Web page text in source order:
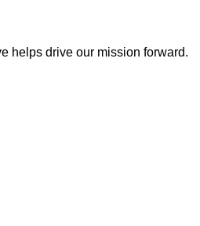
helps drive our mission forward.